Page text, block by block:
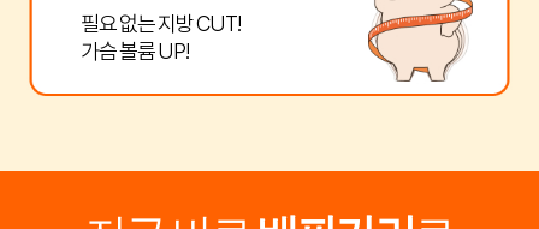
필요 없는 지방 CUT!
가슴 볼륨 UP!